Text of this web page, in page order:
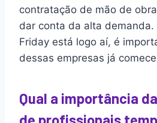
contratação de mão de
dar conta da alta demanda.
Friday está logo aí, é
dessas empresas já
Qual a importância
de profissionais